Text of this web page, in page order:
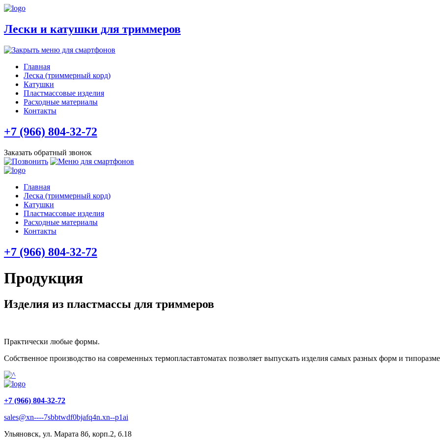
Лески и катушки для триммеров
Главная
Леска (триммерный корд)
Катушки
Пластмассовые изделия
Расходные материалы
Контакты
+7 (966) 804-32-72
Заказать обратный звонок
Главная
Леска (триммерный корд)
Катушки
Пластмассовые изделия
Расходные материалы
Контакты
+7 (966) 804-32-72
Продукция
Изделия из пластмассы для триммеров
Практически любые формы.
Собственное производство на современных термопластавтоматах позволяет выпускать изделия самых разных форм и
+7 (966) 804-32-72
sales@xn----7sbbtwdf0bjafq4n.xn--p1ai
Ульяновск, ул. Марата 8б, корп.2, б.18